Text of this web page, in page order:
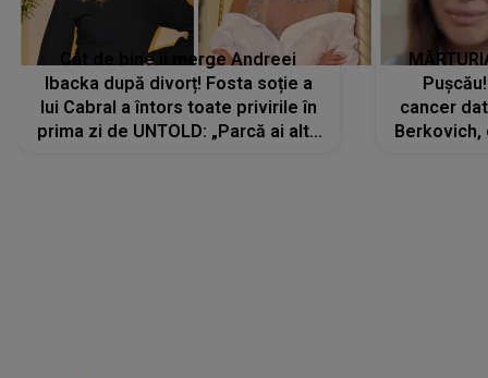
Cât de bine îi merge Andreei
Ibacka după divorț! Fosta soție a
lui Cabral a întors toate privirile în
prima zi de UNTOLD: „Parcă ai altă
cancer
Berkovich,